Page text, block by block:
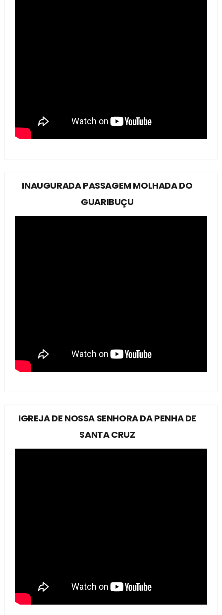
INAUGURADA PASSAGEM MOLHADA DO
GUARIBUÇU
IGREJA DE NOSSA SENHORA DA PENHA DE
SANTA CRUZ